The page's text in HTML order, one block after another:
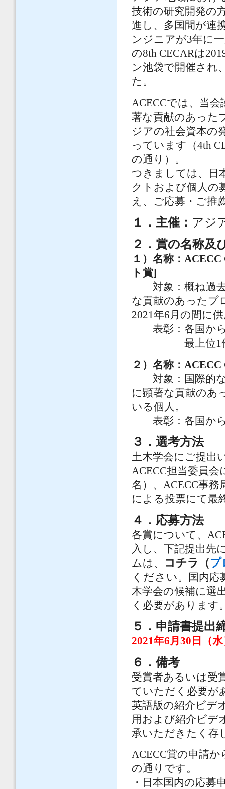
技術の研究開発の
進し、多国間が連
ンジニアが3年に
の8th CECARは
ン池袋で開催され
た。
ACECCでは、当
著な貢献のあった
ジアの社会資本の
っています（4th
の通り）。
つきましては、日
クトおよび個人の
え、ご応募・ご推
１．主催： アジ
２．賞の名称及
１）名称：
ト賞]
対象：概ね過去
な貢献のあったプ
2021年6月の間に
表彰：各国から
最上位1件を
２）名称：
対象：国際的な
に顕著な貢献のあ
いる個人。
表彰：各国から
３．選考方法
土木学会にご提出
ACECC担当委員
名）、ACECC事
による投票にて最
４．応募方法
各賞について、
入し、下記提出先
ムは、
コチラ（プ
ください。国内応
木学会の候補に選
く必要があります
５．申請書提出
2021年6月30日（
６．備考
受賞者あるいは受
ていただく必要が
英語版の紹介ビデ
用および紹介ビデ
承いただきたく存
ACECC賞の申請
の通りです。
・日本国内の応募